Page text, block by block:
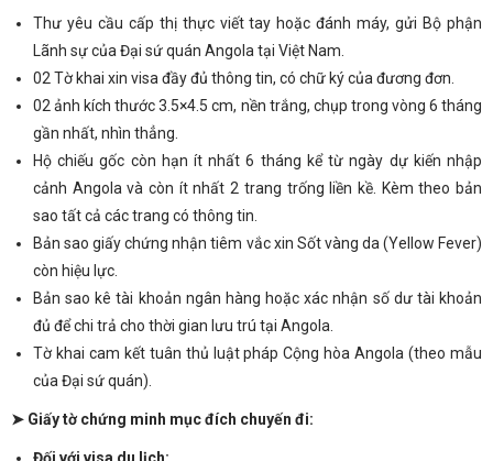
Thư yêu cầu cấp thị thực viết tay hoặc đánh máy, gửi Bộ phận
Lãnh sự của Đại sứ quán Angola tại Việt Nam.
02 Tờ khai xin visa đầy đủ thông tin, có chữ ký của đương đơn.
02 ảnh kích thước 3.5×4.5 cm, nền trắng, chụp trong vòng 6 tháng
gần nhất, nhìn thẳng.
Hộ chiếu gốc còn hạn ít nhất 6 tháng kể từ ngày dự kiến nhập
cảnh Angola và còn ít nhất 2 trang trống liền kề. Kèm theo bản
sao tất cả các trang có thông tin.
Bản sao giấy chứng nhận tiêm vắc xin Sốt vàng da (Yellow Fever)
còn hiệu lực.
Bản sao kê tài khoản ngân hàng hoặc xác nhận số dư tài khoản
đủ để chi trả cho thời gian lưu trú tại Angola.
Tờ khai cam kết tuân thủ luật pháp Cộng hòa Angola (theo mẫu
của Đại sứ quán).
➤ Giấy tờ chứng minh mục đích chuyến đi: